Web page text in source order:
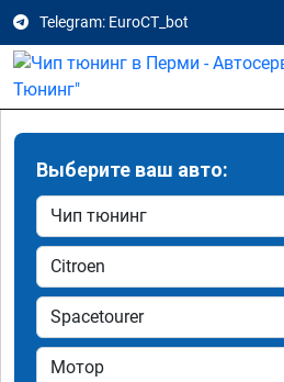
Telegram: EuroCT_bot
Выберите ваш авто: